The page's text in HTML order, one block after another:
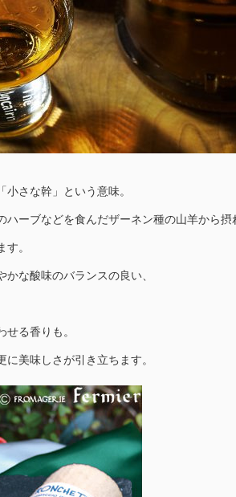
小さな幹」という意味。
ハーブなどを食んだザーネン種の山羊から摂
。
な酸味のバランスの良い、
る香りも。
美味しさが引き立ちます。